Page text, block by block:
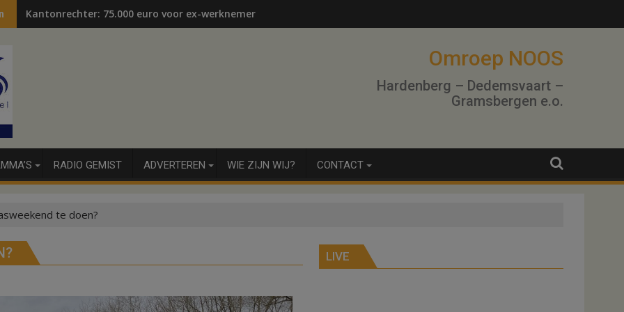
Kantonrechter: 75.000 euro voor ex-werknemers
Omroep NOOS
Hardenberg – Dedemsvaart –
Gramsbergen e.o.
RADIO GEMIST ADVERTEREN WIE ZIJN WIJ? CONTACT
te doen?
LIVE